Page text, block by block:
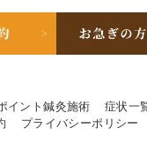
イント鍼灸施術 症状一
プライバシーポリシー